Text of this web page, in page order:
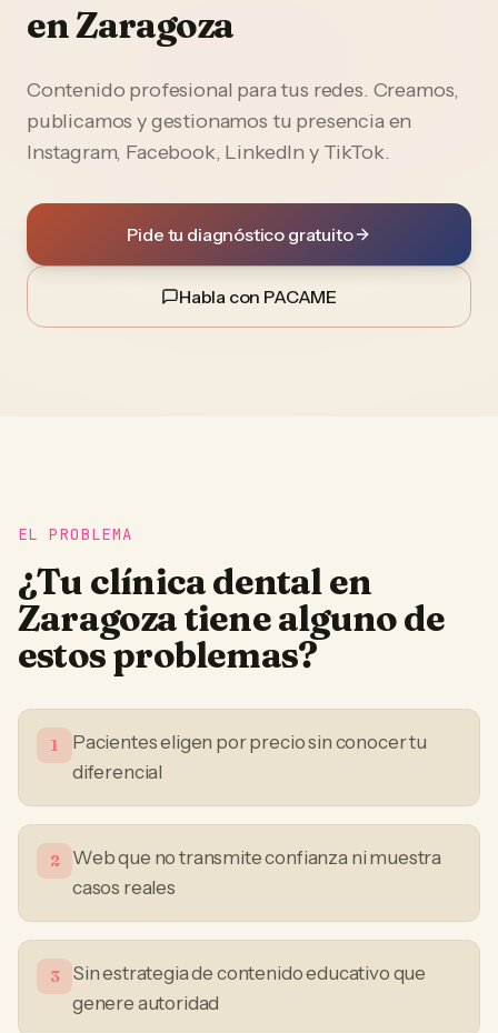
enZaragoza
Contenido profesional para tus redes. Creamos,
publicamos y gestionamos tu presencia en
Instagram, Facebook, LinkedIn y TikTok.
Pide tu diagnóstico gratuito
Habla con PACAME
EL PROBLEMA
¿Tu clínica dentalen
Zaragozatiene alguno de
estos problemas?
1
Pacientes eligen por precio sin conocer tu
diferencial
2
Web que no transmite confianza ni muestra
casos reales
3
Sin estrategia de contenido educativo que
genere autoridad